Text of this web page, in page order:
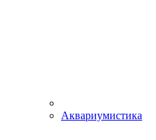
Аквариумистика